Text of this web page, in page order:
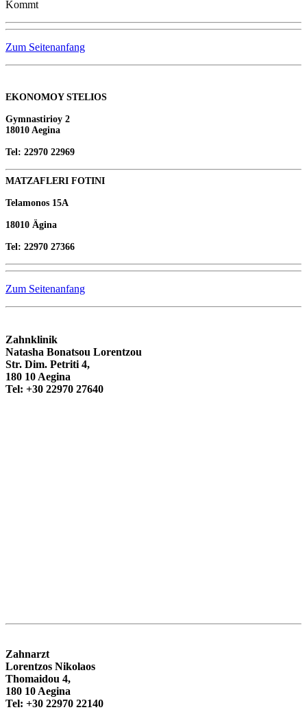
Kommt
Zum Seitenanfang
EKONOMOY STELIOS
Gymnastirioy 2
18010 Aegina
Tel: 22970 22969
MATZAFLERI FOTINI
Telamonos 15A
18010 Ägina
Tel: 22970 27366
Zum Seitenanfang
Zahnklinik
Natasha Bonatsou Lorentzou
Str. Dim. Petriti 4,
180 10 Aegina
Tel: +30 22970 27640
Zahnarzt
Lorentzos Nikolaos
Thomaidou 4,
180 10 Aegina
Tel: +30 22970 22140